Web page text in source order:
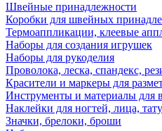
Швейные принадлежности
Коробки для швейных
Термоаппликации, клеевые
Наборы для создания игрушек
Наборы для рукоделия
Проволока, леска, спандекс,
Красители и маркеры для
Инструменты и материалы для
Наклейки для ногтей, лица,
Значки, брелоки, броши